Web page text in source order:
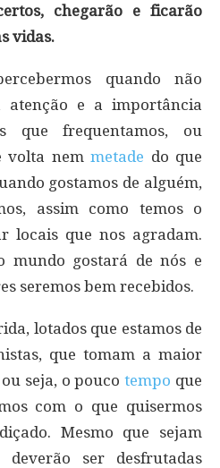
chegarão e ficarão
vidas.
quando não
atenção e a importância
que frequentamos, ou
volta nem metade do que
gostamos de alguém,
assim como temos o
locais que nos agradam.
mundo gostará de nós e
seremos bem recebidos.
lotados que estamos de
que tomam a maior
seja, o poucotempo que
com o que quisermos
Mesmo que sejam
ser desfrutadas